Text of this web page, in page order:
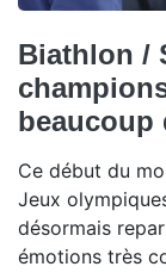
Biathlon /
beaucoup
Ce début du
Jeux
désormais
émotions très